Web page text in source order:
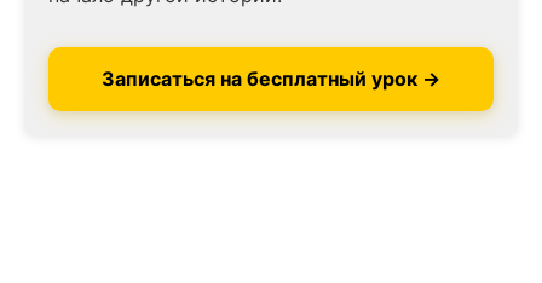
Записаться на бесплатный урок →